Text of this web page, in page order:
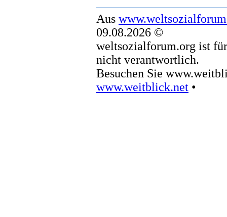
Aus
09.08.2026 ©
weltsozialforum.org ist
nicht verantwortlich.
Besuchen Sie
www.weitblick.net •